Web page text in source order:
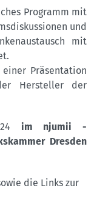
Programm mit
und
mit
Präsentation
Hersteller der
im njumii -
Dresden
die Links zur